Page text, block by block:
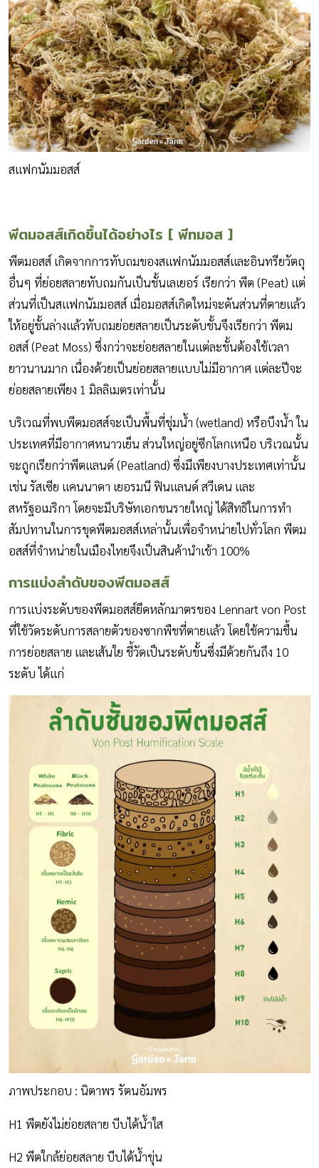
สแฟกนัมมอสส์
พีตมอสส์เกิดขึ้นได้อย่างไร [ พีทมอส ]
พีตมอสส์ เกิดจากการทับถมของสแฟกนัมมอสส์และอินทรียวัตถุ
อื่นๆ ที่ย่อยสลายทับถมกันเป็นชั้นเลเยอร์ เรียกว่า พีต (Peat) แต่
ส่วนที่เป็นสแฟกนัมมอสส์ เมื่อมอสส์เกิดใหม่จะดันส่วนที่ตายแล้ว
ให้อยู่ชั้นล่างแล้วทับถมย่อยสลายเป็นระดับชั้นจึงเรียกว่า พีตม
อสส์ (Peat Moss) ซึ่งกว่าจะย่อยสลายในแต่ละชั้นต้องใช้เวลา
ยาวนานมาก เนื่องด้วยเป็นย่อยสลายแบบไม่มีอากาศ แต่ละปีจะ
ย่อยสลายเพียง 1 มิลลิเมตรเท่านั้น
บริเวณที่พบพีตมอสส์จะเป็นพื้นที่ชุ่มน้ำ (wetland) หรือบึงน้ำ ใน
ประเทศที่มีอากาศหนาวเย็น ส่วนใหญ่อยู่ซีกโลกเหนือ บริเวณนั้น
จะถูกเรียกว่าพีตแลนด์ (Peatland) ซึ่งมีเพียงบางประเทศเท่านั้น
เช่น รัสเซีย แคนนาดา เยอรมนี ฟินแลนด์ สวีเดน และ
สหรัฐอเมริกา โดยจะมีบริษัทเอกชนรายใหญ่ ได้สิทธิในการทำ
สัมปทานในการขุดพีตมอสส์เหล่านั้นเพื่อจำหน่ายไปทั่วโลก พีตม
อสส์ที่จำหน่ายในเมืองไทยจึงเป็นสินค้านำเข้า 100%
การแบ่งลำดับของพีตมอสส์
การแบ่งระดับของพีตมอสส์ยึดหลักมาตรของ Lennart von Post
ที่ใช้วัดระดับการสลายตัวของซากพืชที่ตายแล้ว โดยใช้ความชื้น
การย่อยสลาย และเส้นใย ชี้วัดเป็นระดับขั้นซึ่งมีด้วยกันถึง 10
ระดับ ได้แก่
ภาพประกอบ : นิตาพร รัตนอัมพร
H1 พีตยังไม่ย่อยสลาย บีบได้น้ำใส
H2 พีตใกล้ย่อยสลาย บีบได้น้ำขุ่น